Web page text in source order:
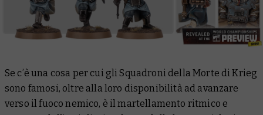
Se c’è una cosa per cui gli Squadroni della Morte di Krieg
sono famosi, oltre alla loro disponibilità ad avanzare
verso il fuoco nemico, è il martellamento ritmico e